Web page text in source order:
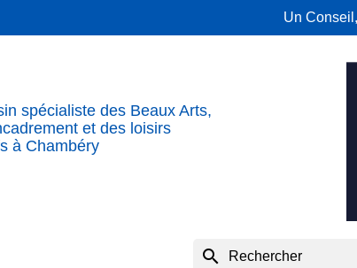
Un
spécialiste des Beaux Arts,
et des loisirs
à Chambéry
search